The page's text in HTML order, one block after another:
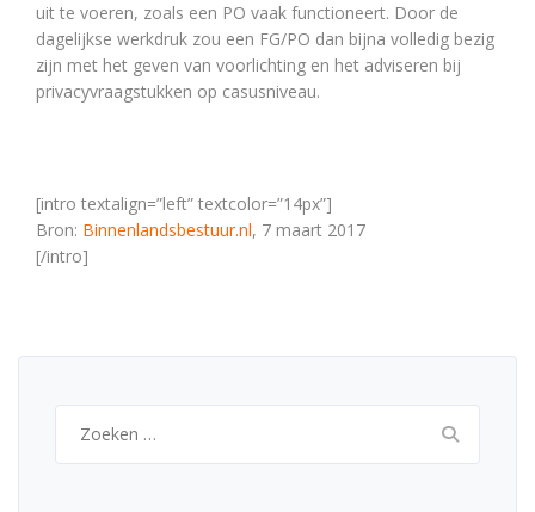
uit te voeren, zoals een PO vaak functioneert. Door de
dagelijkse werkdruk zou een FG/PO dan bijna volledig bezig
zijn met het geven van voorlichting en het adviseren bij
privacyvraagstukken op casusniveau.
[intro textalign=”left” textcolor=”14px”]
Bron: Binnenlandsbestuur.nl, 7 maart 2017
[/intro]
naar: